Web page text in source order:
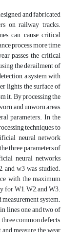
and fabricated
on railway tracks.
can cause critical
process more time
passes the critical
the derailment of
a system with
lights the surface of
it. By processing the
and unworn areas,
parameters. In the
techniques to
neural network
three parameters of
neural networks
and w3 was studied.
with the maximum
for W1, W2, and W3.
system.
lines one and two of
common defects,